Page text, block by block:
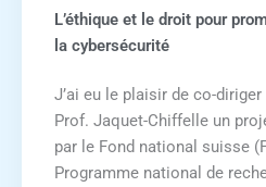
L’éthique et le droit pour
la cybersécurité
J’ai eu le plaisir de co-
Prof. Jaquet-Chiffelle un
par le Fond national suisse
Programme national de